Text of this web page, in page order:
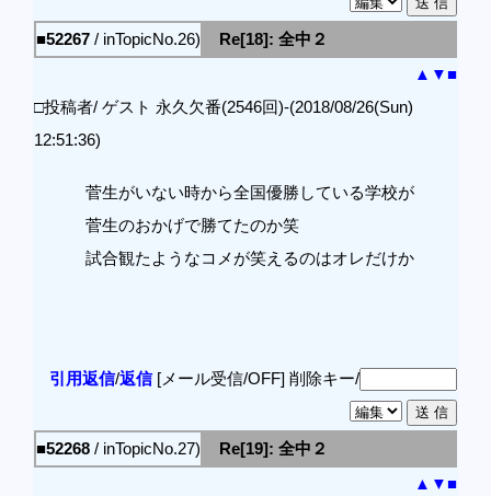
■52267 / inTopicNo.26)
Re[18]: 全中２
▲ ▼■
□投稿者/ ゲスト 永久欠番(2546回)-(2018/08/26(Sun)
12:51:36)
菅生がいない時から全国優勝している学校が
菅生のおかげで勝てたのか笑
試合観たようなコメが笑えるのはオレだけか
引用返信/返信[メール受信/OFF] 削除キー/
■52268 / inTopicNo.27)
Re[19]: 全中２
▲ ▼■